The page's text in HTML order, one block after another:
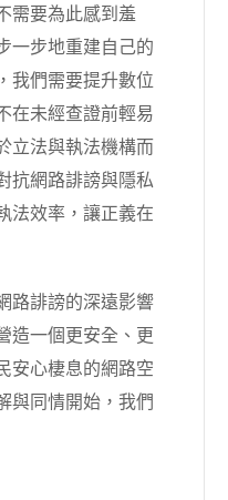
需要為此感到羞
一步地重建自己的
我們需要提升數位
在未經查證前輕易
立法與執法機構而
抗網路誹謗與隱私
法效率，讓正義在
路誹謗的深遠影響
造一個更安全、更
安心棲息的網路空
與同情開始，我們